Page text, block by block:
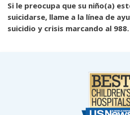
Si le preocupa que su niño(a)
suicidarse, llame a la línea de
suicidio y crisis marcando al 988.